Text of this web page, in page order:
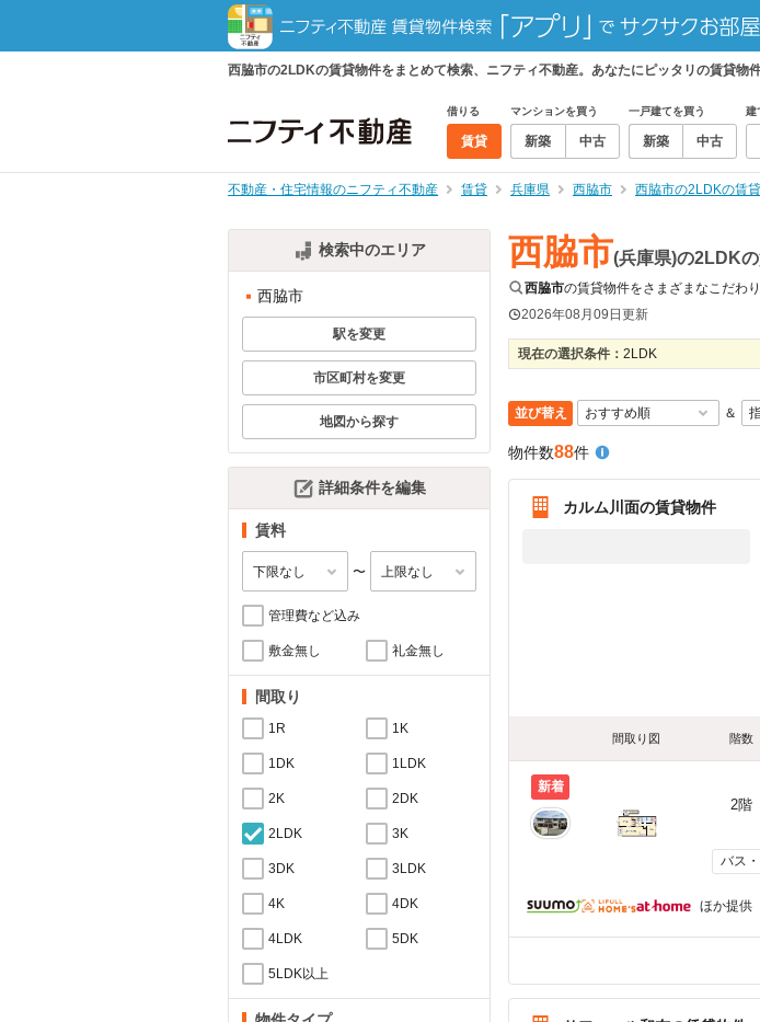
西脇市の2LDKの賃貸物件をまとめて検索、ニフティ不動産。あなたにピッタリの賃貸物
借りる
賃貸
マンションを買う
新築 中古
一戸建てを買う
新築 中古
建
不動産・住宅情報のニフティ不動産 賃貸 兵庫県 西脇市 西脇市の2LDKの賃
検索中のエリア
西脇市
駅を変更
市区町村を変更
地図から探す
詳細条件を編集
賃料
〜
管理費など込み
敷金無し 礼金無し
間取り
1R 1K
1DK 1LDK
2K 2DK
2LDK 3K
3DK 3LDK
4K 4DK
4LDK 5DK
5LDK以上
西脇市(兵庫県)の2LDK
西脇市の賃貸物件をさまざまなこだわ
2026年08月09日更新
現在の選択条件： 2LDK
並び替え ＆
物件数88件
カルム川面の賃貸物件
間取り図 階数
新着
2階
バス
ほか提供